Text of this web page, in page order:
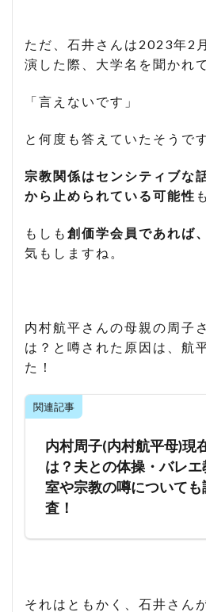
ただ、石井さんは2023年2
演した際、大学名を聞かれて
「言えないです」
と何度も答えていたそうです
宗教関係はセンシティブな
から止められている可能性
もしも 創価学会員であれば
気もしますね。
内村航平さんの母親の周子
は？と噂された原因は、航
た！
関連記事
内村周子(内村航平母)現
は？夫との体操・バレエ
室や宗教の噂についても
査！
それはともかく、石井さん